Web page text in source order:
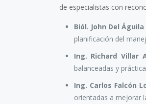
de especialistas con
Biól. John Del
planificación del
Ing. Richard Villar
balanceadas y
Ing. Carlos Falcón
orientadas a mejorar